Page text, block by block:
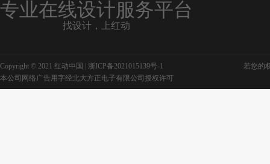
企业画册设计
专业在线设计服务平台
找设计，上红动
Copyright © 2021 红动中国 | 浙ICP备2021015139号-1
若您的
本公司网络广告用字经北大方正电子有限公司授权许可